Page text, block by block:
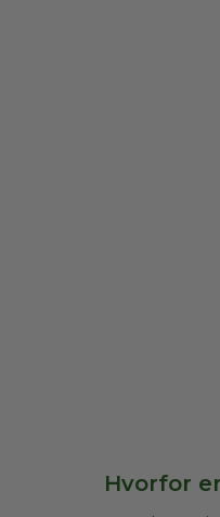
Hvorfor